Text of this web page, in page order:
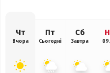
Чт
Вчора
Пт
Сьогодні
Сб
Завтра